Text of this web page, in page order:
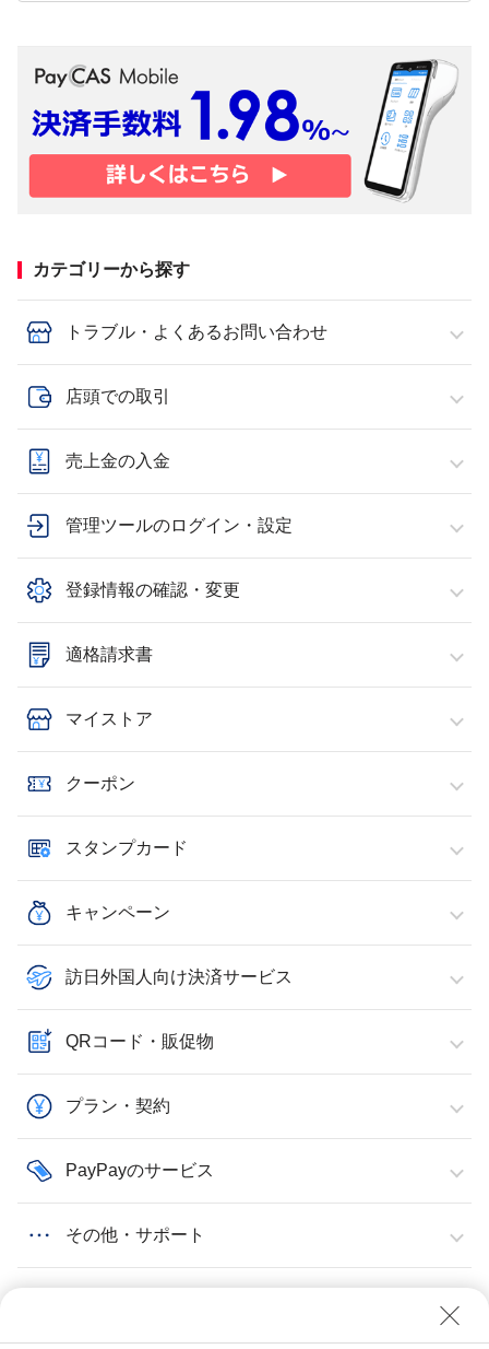
カテゴリーから探す
トラブル・よくあるお問い合わせ
店頭での取引
売上金の入金
管理ツールのログイン・設定
登録情報の確認・変更
適格請求書
マイストア
クーポン
スタンプカード
キャンペーン
訪日外国人向け決済サービス
QRコード・販促物
プラン・契約
PayPayのサービス
その他・サポート